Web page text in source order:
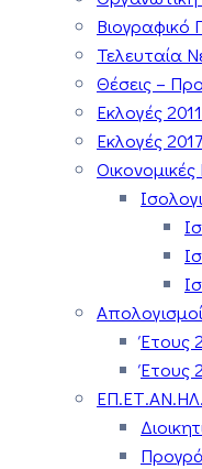
Βιογραφικό
Τελευταία
Θέσεις –
Εκλογές 2011
Εκλογές 2017
Έτους
Έτους
ΕΠ.ΕΤ.ΑΝ.ΗΛ.